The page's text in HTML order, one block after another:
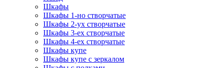
Шкафы
Шкафы 1-но створчатые
Шкафы 2-ух створчатые
Шкафы 3-ех створчатые
Шкафы 4-ех створчатые
Шкафы купе
Шкафы купе с зеркалом